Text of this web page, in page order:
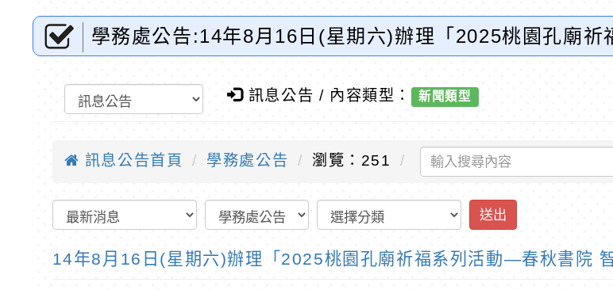
學務處公告:14年8月16日(星期六)辦理「2025桃園孔廟祈
訊息公告 / 內容類型： 新聞類型
訊息公告首頁 學務處公告 瀏覽：251
送出
14年8月16日(星期六)辦理「2025桃園孔廟祈福系列活動—春秋書院